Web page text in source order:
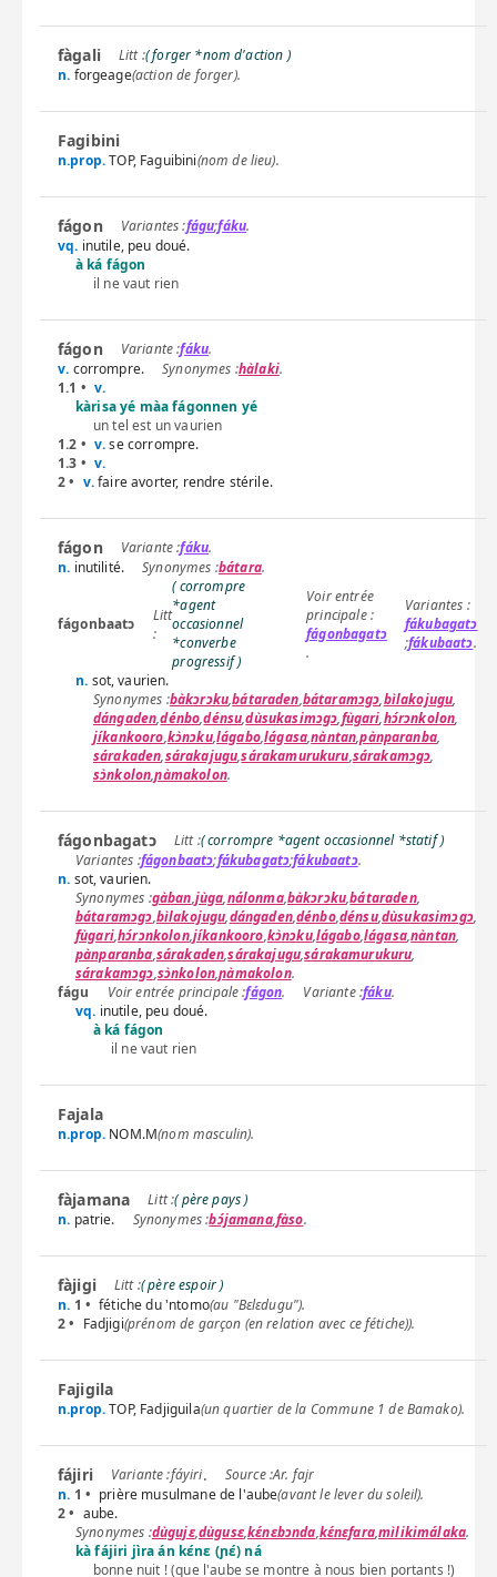
fàgali
( forger *nom d'action )
n. forgeage(action de forger).
Fagibini
n.prop.TOP, Faguibini(nom de lieu).
fágon fágu;fáku.
vq. inutile, peu doué.
à ká fágon
il ne vaut rien
fágon fáku.
v. corrompre. hàlaki.
1.1 • v.
kàrisa yé màa fágonnen yé
un tel est un vaurien
1.2 • v. se corrompre.
1.3 • v.
2 • v.faire avorter, rendre stérile.
fágon fáku.
n. inutilité. bátara.
fágonbaatɔ
( corrompre
*agent
occasionnel
*converbe
progressif )
fágonbagatɔ
.
fákubagatɔ
;fákubaatɔ.
n. sot, vaurien.
bàkɔrɔku,bátaraden,bátaramɔgɔ,bìlakojugu,
dángaden,dénbo,dénsu,dùsukasimɔgɔ,fùgari,hɔ́rɔnkolon,
jíkankooro,kɔ̀nɔku,lágabo,lágasa,nàntan,pànparanba,
sárakaden,sárakajugu,sárakamurukuru,sárakamɔgɔ,
sɔ̀nkolon,ɲàmakolon.
fágonbagatɔ
( corrompre *agent occasionnel *statif )
fágonbaatɔ;fákubagatɔ;fákubaatɔ.
n. sot, vaurien.
gàban,jùga,nálonma,bàkɔrɔku,bátaraden,
bátaramɔgɔ,bìlakojugu,dángaden,dénbo,dénsu,dùsukasimɔgɔ,
fùgari,hɔ́rɔnkolon,jíkankooro,kɔ̀nɔku,lágabo,lágasa,nàntan,
pànparanba,sárakaden,sárakajugu,sárakamurukuru,
sárakamɔgɔ,sɔ̀nkolon,ɲàmakolon.
fágu
fágon. fáku.
vq. inutile, peu doué.
à ká fágon
il ne vaut rien
Fajala
n.prop. NOM.M(nom masculin).
fàjamana
( père pays )
n. patrie. bɔ́jamana,fàso.
fàjigi
( père espoir )
n. 1 • fétiche du 'ntomo(au "Bɛlɛdugu").
2 • Fadjigi(prénom de garçon (en relation avec ce fétiche)).
Fajigila
n.prop.TOP, Fadjiguila(un quartier de la Commune 1 de Bamako).
fájiri fáyiri.
Ar. fajr
n. 1 • prière musulmane de l'aube(avant le lever du soleil).
2 • aube.
dùgujɛ,dùgusɛ,kɛ́nɛbɔnda,kɛ́nɛfara,mìlikimálaka.
kà fájiri jìra án kɛ́nɛ (ɲɛ́) ná
bonne nuit ! (que l'aube se montre à nous bien portants !)